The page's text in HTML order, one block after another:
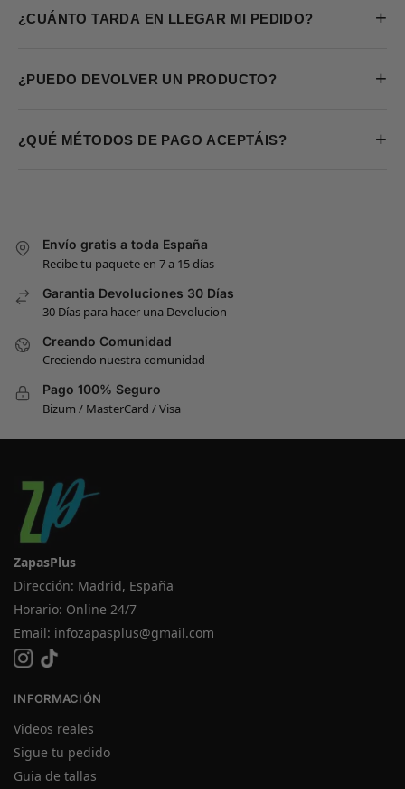
¿CUÁNTO TARDA EN LLEGAR MI PEDIDO? +
¿PUEDO DEVOLVER UN PRODUCTO? +
¿QUÉ MÉTODOS DE PAGO ACEPTÁIS? +
Envío gratis a toda España
Recibe tu paquete en 7 a 15 días
Garantia Devoluciones 30 Días
30 Días para hacer una Devolucion
Creando Comunidad
Creciendo nuestra comunidad
Pago 100% Seguro
Bizum / MasterCard / Visa
ZapasPlus
Dirección: Madrid, España
Horario: Online 24/7
Email: infozapasplus@gmail.com
INFORMACIÓN
Videos reales
Sigue tu pedido
Guia de tallas